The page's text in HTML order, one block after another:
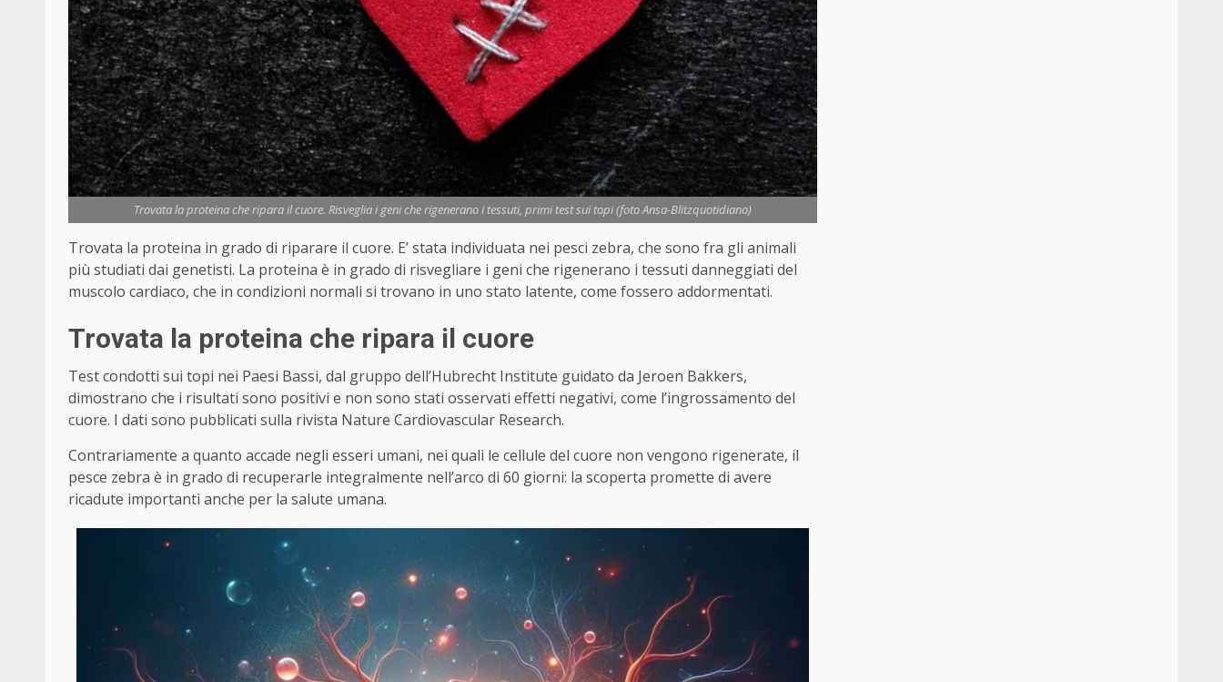
Trovata la proteina che ripara il cuore. Risveglia i geni che rigenerano i tessuti, primi test sui topi (foto Ansa-Blitzquotidiano)
Trovata la proteina in grado di riparare il cuore. E’ stata individuata nei pesci zebra, che sono fra gli animali
più studiati dai genetisti. La proteina è in grado di risvegliare i geni che rigenerano i tessuti danneggiati del
muscolo cardiaco, che in condizioni normali si trovano in uno stato latente, come fossero addormentati.
Trovata la proteina che ripara il cuore
Test condotti sui topi nei Paesi Bassi, dal gruppo dell’Hubrecht Institute guidato da Jeroen Bakkers,
dimostrano che i risultati sono positivi e non sono stati osservati effetti negativi, come l’ingrossamento del
cuore. I dati sono pubblicati sulla rivista Nature Cardiovascular Research.
Contrariamente a quanto accade negli esseri umani, nei quali le cellule del cuore non vengono rigenerate, il
pesce zebra è in grado di recuperarle integralmente nell’arco di 60 giorni: la scoperta promette di avere
ricadute importanti anche per la salute umana.